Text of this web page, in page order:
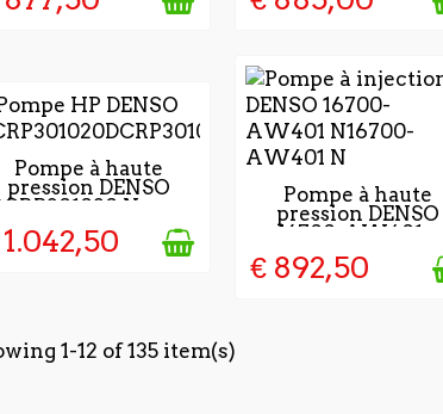
2 À 4 JOURS APRÈS
LA VALIDATION DE
Pompe à haute
pression DENSO
Neuve
2 À 4 JOURS APRÈS
LA VALIDATION DE
Pompe à haute
pression DENSO
16700-AW401...
€ 892,50
1-12 of 135 item(s)